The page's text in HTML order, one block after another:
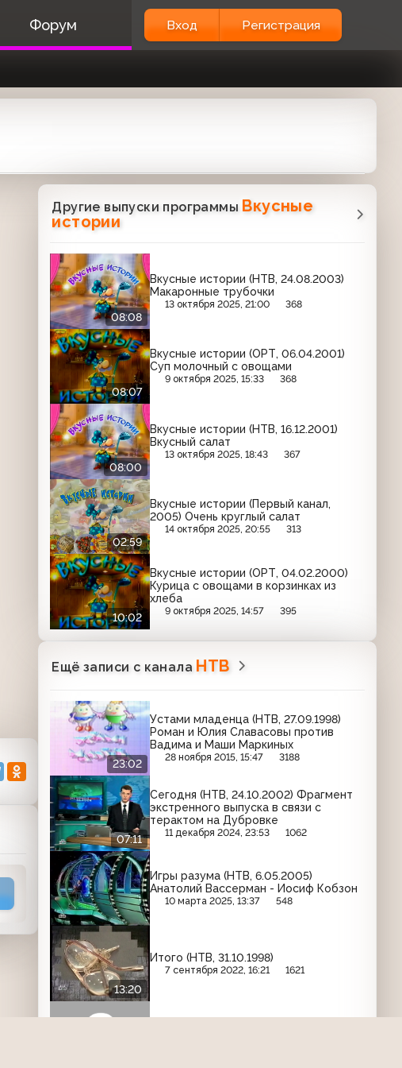
Форум Вход Регистрация
Другие выпуски программы Вкусные
истории
08:08
Вкусные истории (НТВ, 24.08.2003)
Макаронные трубочки
13 октября 2025, 21:00 368
08:07
Вкусные истории (ОРТ, 06.04.2001)
Суп молочный с овощами
9 октября 2025, 15:33 368
08:00
Вкусные истории (НТВ, 16.12.2001)
Вкусный салат
13 октября 2025, 18:43 367
02:59
Вкусные истории (Первый канал,
2005) Очень круглый салат
14 октября 2025, 20:55 313
10:02
Вкусные истории (ОРТ, 04.02.2000)
Курица с овощами в корзинках из
хлеба
9 октября 2025, 14:57 395
Ещё записи с канала НТВ
23:02
Устами младенца (НТВ, 27.09.1998)
Роман и Юлия Славасовы против
Вадима и Маши Маркиных
28 ноября 2015, 15:47 3188
07:11
Сегодня (НТВ, 24.10.2002) Фрагмент
экстренного выпуска в связи с
терактом на Дубровке
11 декабря 2024, 23:53 1062
Игры разума (НТВ, 6.05.2005)
Анатолий Вассерман - Иосиф Кобзон
10 марта 2025, 13:37 548
13:20
Итого (НТВ, 31.10.1998)
7 сентября 2022, 16:21 1621